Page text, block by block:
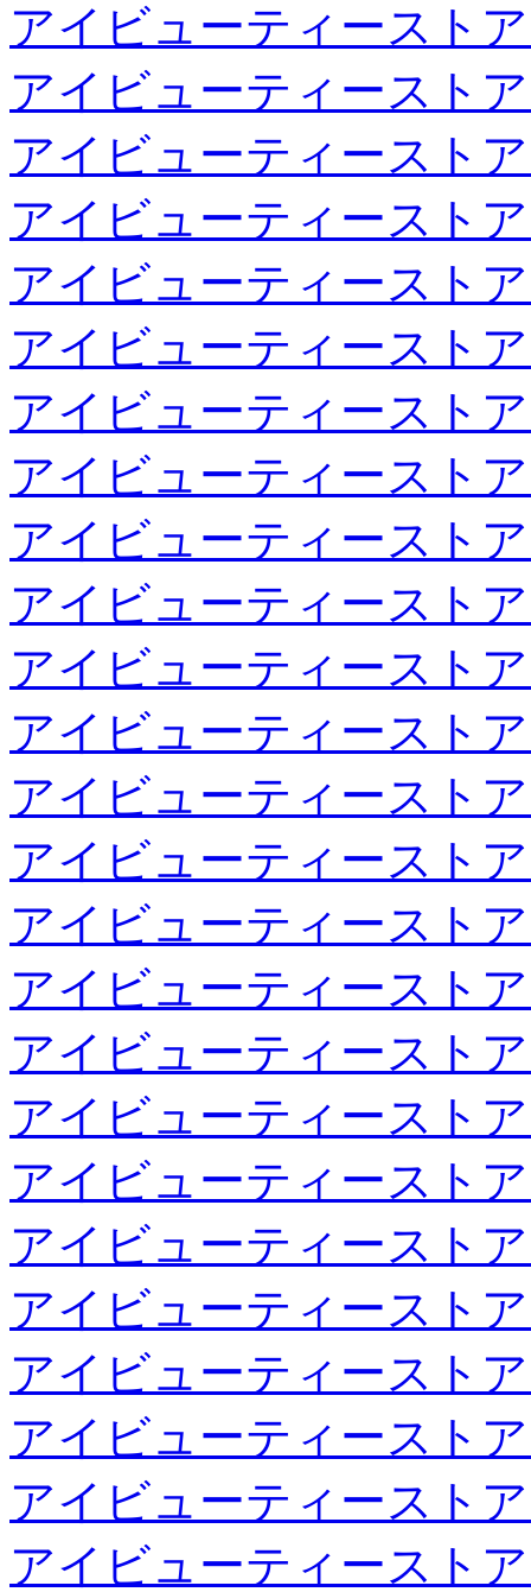
アイビューティースト
アイビューティースト
アイビューティースト
アイビューティースト
アイビューティースト
アイビューティースト
アイビューティースト
アイビューティースト
アイビューティースト
アイビューティースト
アイビューティースト
アイビューティースト
アイビューティースト
アイビューティースト
アイビューティースト
アイビューティースト
アイビューティースト
アイビューティースト
アイビューティースト
アイビューティースト
アイビューティースト
アイビューティースト
アイビューティースト
アイビューティースト
アイビューティースト